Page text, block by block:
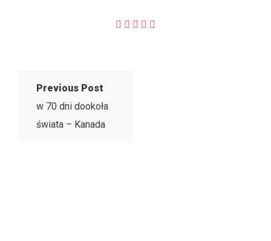
Previous Post
w 70 dni dookoła
świata – Kanada